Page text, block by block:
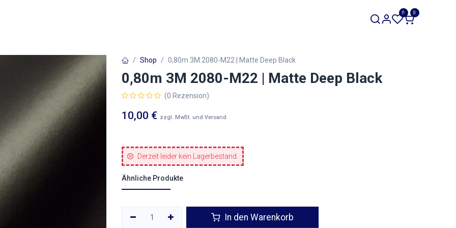
0 0
Shop 0,80m 3M 2080-M22 | Matte Deep Black
0,80m 3M 2080-M22 | Matte Deep Black
(0 Rezension)
10,00 € zzgl. MwSt. und Versand
Derzeit leider kein Lagerbestand.
Ähnliche Produkte
In den Warenkorb